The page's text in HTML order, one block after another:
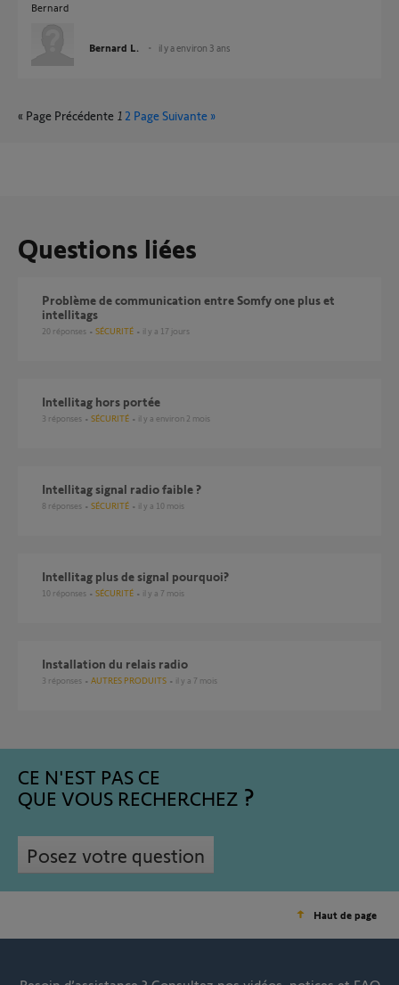
Bernard
Bernard L. il y a environ 3 ans
« Page Précédente 1 2 Page Suivante »
Questions liées
Problème de communication entre Somfy one plus et
intellitags
20 réponses SÉCURITÉ il y a 17 jours
Intellitag hors portée
3 réponses SÉCURITÉ il y a environ 2 mois
Intellitag signal radio faible ?
8 réponses SÉCURITÉ il y a 10 mois
intellitag plus de signal pourquoi?
10 réponses SÉCURITÉ il y a 7 mois
Installation du relais radio
3 réponses AUTRES PRODUITS il y a 7 mois
CE N'EST PAS CE
QUE VOUS RECHERCHEZ
Posez votre question
Haut de page